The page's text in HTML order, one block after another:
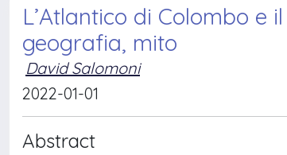
L’Atlantico di Colombo e
geografia, mito
David Salomoni
2022-01-01
Abstract